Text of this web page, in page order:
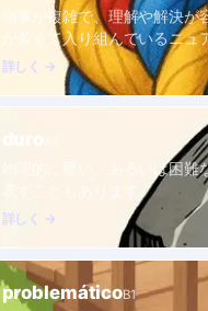
物事が複雑で、理解や解決
が多くて入り組んでいるニュ
詳しく →
duro
物理的に硬い、あるいは困
表すこともあります。
詳しく →
problemáticoB1